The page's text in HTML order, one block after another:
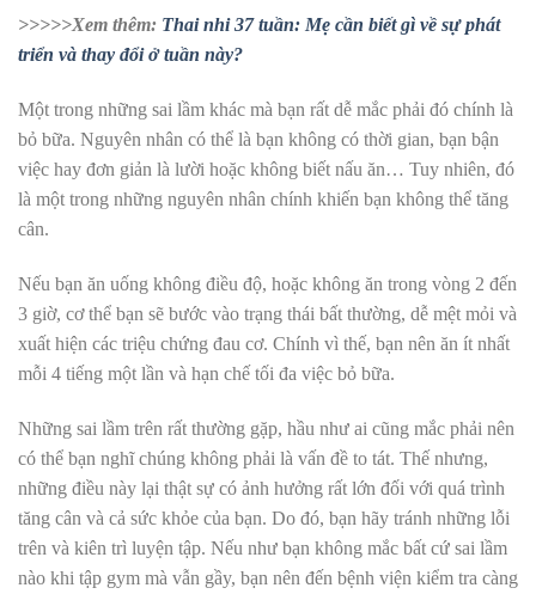
>>>>>Xem thêm: Thai nhi 37 tuần: Mẹ cần biết gì về sự phát
triển và thay đổi ở tuần này?
Một trong những sai lầm khác mà bạn rất dễ mắc phải đó chính là
bỏ bữa. Nguyên nhân có thể là bạn không có thời gian, bạn bận
việc hay đơn giản là lười hoặc không biết nấu ăn… Tuy nhiên, đó
là một trong những nguyên nhân chính khiến bạn không thể tăng
cân.
Nếu bạn ăn uống không điều độ, hoặc không ăn trong vòng 2 đến
3 giờ, cơ thể bạn sẽ bước vào trạng thái bất thường, dễ mệt mỏi và
xuất hiện các triệu chứng đau cơ. Chính vì thế, bạn nên ăn ít nhất
mỗi 4 tiếng một lần và hạn chế tối đa việc bỏ bữa.
Những sai lầm trên rất thường gặp, hầu như ai cũng mắc phải nên
có thể bạn nghĩ chúng không phải là vấn đề to tát. Thế nhưng,
những điều này lại thật sự có ảnh hưởng rất lớn đối với quá trình
tăng cân và cả sức khỏe của bạn. Do đó, bạn hãy tránh những lỗi
trên và kiên trì luyện tập. Nếu như bạn không mắc bất cứ sai lầm
nào khi tập gym mà vẫn gầy, bạn nên đến bệnh viện kiểm tra càng